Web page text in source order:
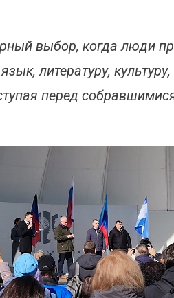
выбор, когда люди
литературу,
перед